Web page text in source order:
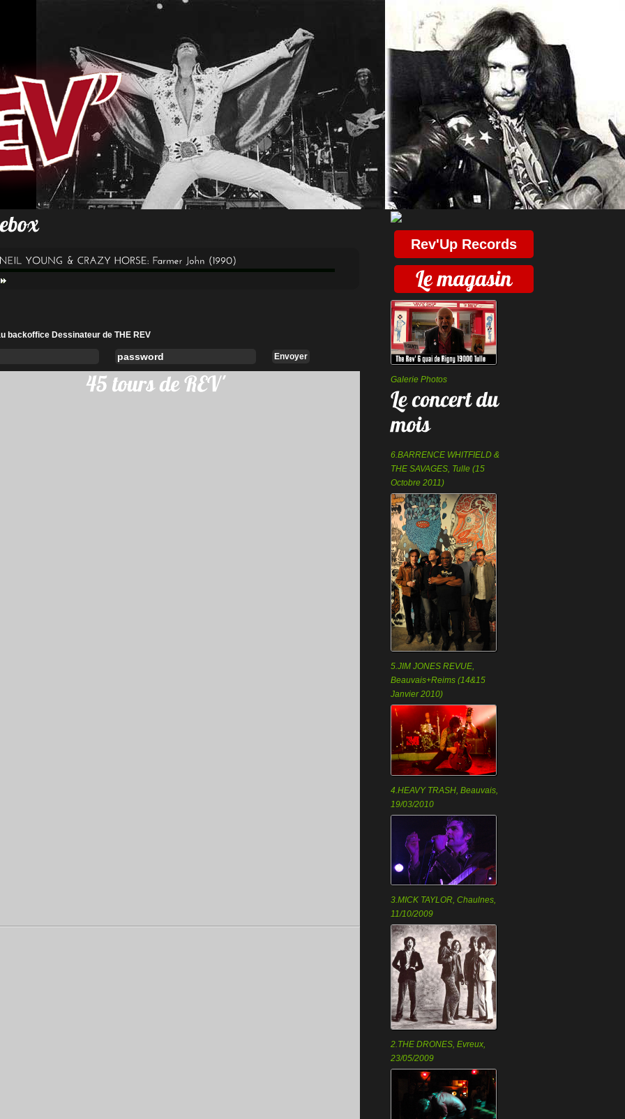
backoffice Dessinateur de THE REV
Rev'Up Records
Galerie Photos
6.BARRENCE WHITFIELD &
THE SAVAGES, Tulle (15
Octobre 2011)
5.JIM JONES REVUE,
Beauvais+Reims (14&15
Janvier 2010)
4.HEAVY TRASH, Beauvais,
19/03/2010
3.MICK TAYLOR, Chaulnes,
11/10/2009
2.THE DRONES, Evreux,
23/05/2009